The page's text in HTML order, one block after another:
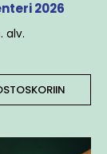
2026
alv.